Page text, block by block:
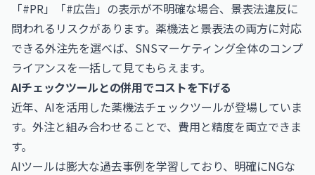
「#PR」「#広告」の表示が不明確な場合、景表法違反に
問われるリスクがあります。薬機法と景表法の両方に対応
できる外注先を選べば、SNSマーケティング全体のコンプ
ライアンスを一括して見てもらえます。
AIチェックツールとの併用でコストを下げる
近年、AIを活用した薬機法チェックツールが登場していま
す。外注と組み合わせることで、費用と精度を両立できま
す。
AIツールは膨大な過去事例を学習しており、明確にNGな